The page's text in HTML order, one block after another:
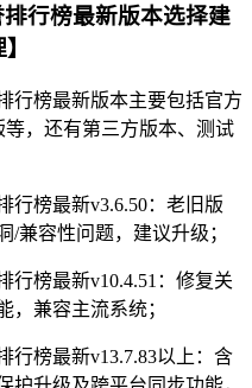
行榜最新版本选择建
行榜最新版本主要包括官方
等，还有第三方版本、测试
行榜最新v3.6.50：老旧版
/兼容性问题，建议升级；
行榜最新v10.4.51：修复关
，兼容主流系统；
行榜最新v13.7.83以上：含